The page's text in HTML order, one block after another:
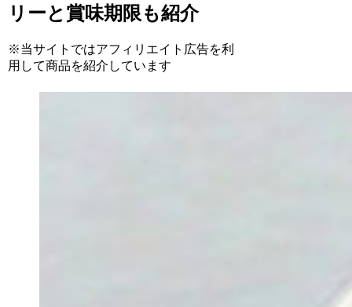
リーと賞味期限も紹介
※当サイトではアフィリエイト広告を利
用して商品を紹介しています